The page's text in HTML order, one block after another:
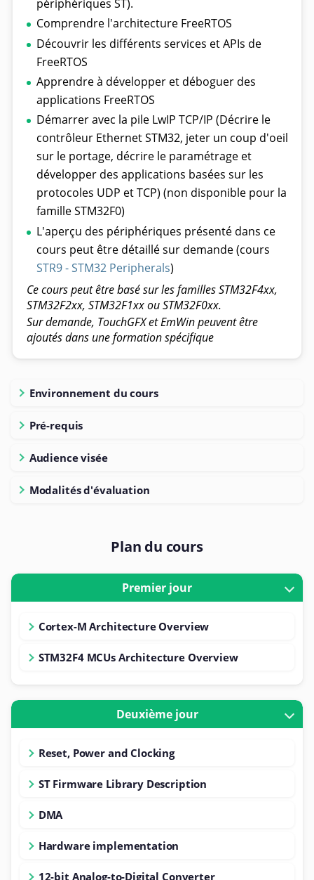
périphériques ST).
Comprendre l'architecture FreeRTOS
Découvrir les différents services et APIs de
FreeRTOS
Apprendre à développer et déboguer des
applications FreeRTOS
Démarrer avec la pile LwIP TCP/IP (Décrire le
contrôleur Ethernet STM32, jeter un coup d'oeil
sur le portage, décrire le paramétrage et
développer des applications basées sur les
protocoles UDP et TCP) (non disponible pour la
famille STM32F0)
L'aperçu des périphériques présenté dans ce
cours peut être détaillé sur demande (cours
STR9 - STM32 Peripherals)
Ce cours peut être basé sur les familles STM32F4xx,
STM32F2xx, STM32F1xx ou STM32F0xx.
Sur demande, TouchGFX et EmWin peuvent être
ajoutés dans une formation spécifique
Environnement du cours
Pré-requis
Audience visée
Modalités d'évaluation
Plan du cours
Premier jour
Cortex-M Architecture Overview
STM32F4 MCUs Architecture Overview
Deuxième jour
Reset, Power and Clocking
ST Firmware Library Description
DMA
Hardware implementation
12-bit Analog-to-Digital Converter